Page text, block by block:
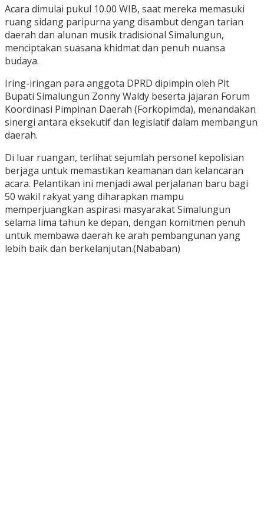
Acara dimulai pukul 10.00 WIB, saat mereka memasuki
ruang sidang paripurna yang disambut dengan tarian
daerah dan alunan musik tradisional Simalungun,
menciptakan suasana khidmat dan penuh nuansa
budaya.
Iring-iringan para anggota DPRD dipimpin oleh Plt
Bupati Simalungun Zonny Waldy beserta jajaran Forum
Koordinasi Pimpinan Daerah (Forkopimda), menandakan
sinergi antara eksekutif dan legislatif dalam membangun
daerah.
Di luar ruangan, terlihat sejumlah personel kepolisian
berjaga untuk memastikan keamanan dan kelancaran
acara. Pelantikan ini menjadi awal perjalanan baru bagi
50 wakil rakyat yang diharapkan mampu
memperjuangkan aspirasi masyarakat Simalungun
selama lima tahun ke depan, dengan komitmen penuh
untuk membawa daerah ke arah pembangunan yang
lebih baik dan berkelanjutan.(Nababan)